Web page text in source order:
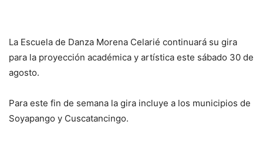
La Escuela de Danza Morena Celarié continuará su gira
para la proyección académica y artística este sábado 30 de
agosto.
Para este fin de semana la gira incluye a los municipios de
Soyapango y Cuscatancingo.